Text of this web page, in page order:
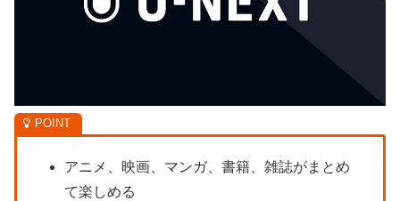
アニメ、映画、マンガ、書籍、雑誌がまとめ
て楽しめる